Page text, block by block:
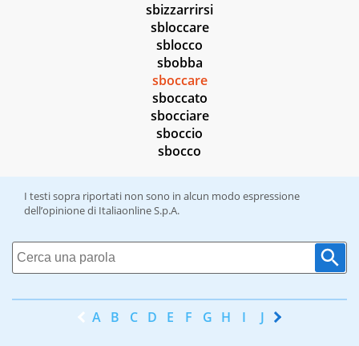
sbizzarrirsi
sbloccare
sblocco
sbobba
sboccare
sboccato
sbocciare
sboccio
sbocco
I testi sopra riportati non sono in alcun modo espressione
dell’opinione di Italiaonline S.p.A.
A B C D E F G H I J K